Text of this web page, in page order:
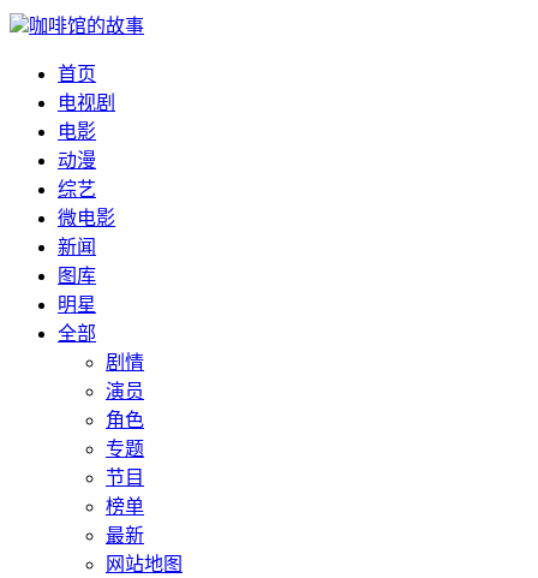
咖啡馆的故事
首页
电视剧
电影
动漫
综艺
微电影
新闻
图库
明星
全部
剧情
演员
角色
专题
节目
榜单
最新
网站地图